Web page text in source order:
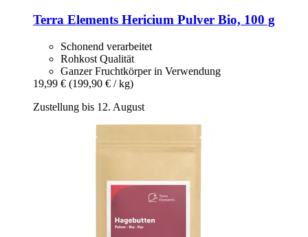
Terra Elements Hericium Pulver Bio, 100 g
Schonend verarbeitet
Rohkost Qualität
Ganzer Fruchtkörper in Verwendung
19,99 € (199,90 € / kg)
Zustellung bis 12. August